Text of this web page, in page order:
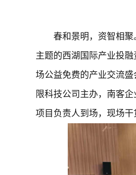
春和景明，资智相
主题的西湖国际产业投
场公益免费的产业交流
限科技公司主办，南客
项目负责人到场，现场